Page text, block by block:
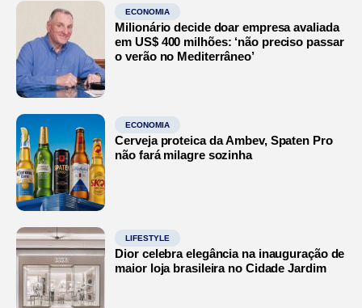
ECONOMIA
Milionário decide doar empresa avaliada
em US$ 400 milhões: ‘não preciso passar
o verão no Mediterrâneo’
ECONOMIA
Cerveja proteica da Ambev, Spaten Pro
não fará milagre sozinha
LIFESTYLE
Dior celebra elegância na inauguração de
maior loja brasileira no Cidade Jardim